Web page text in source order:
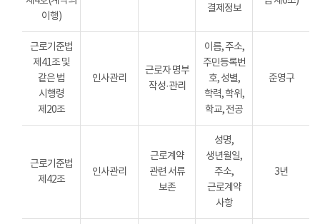
이행)
결제정보
근로기준법
제41조 및
같은 법
시행령
제20조
인사관리
근로자 명부
작성·관리
이름, 주소,
주민등록번
호, 성별,
학력, 학위,
학교, 전공
준영구
근로기준법
제42조
인사관리
근로계약
관련 서류
보존
성명,
생년월일,
주소,
근로계약
사항
3년